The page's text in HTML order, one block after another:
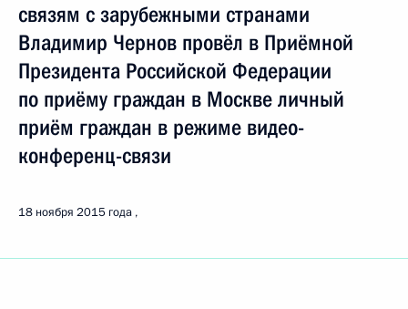
связям с зарубежными странами
Владимир Чернов провёл в Приёмной
Президента Российской Федерации
по приёму граждан в Москве личный
приём граждан в режиме видео-
конференц-связи
18 ноября 2015 года